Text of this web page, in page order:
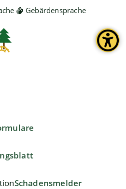
Gebärdensprache
Schadensmelder